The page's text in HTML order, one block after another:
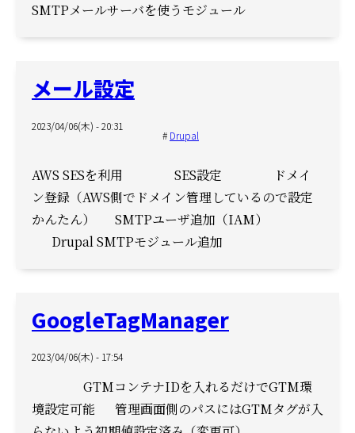
SMTPメールサーバを使うモジュール
メール設定
2023/04/06(木) - 20:31
Drupal
AWS SESを利用 SES設定
ドメイ
ン登録（AWS側でドメイン管理しているので設定
かんたん）
SMTPユーザ追加（IAM）
Drupal SMTPモジュール追加
GoogleTagManager
2023/04/06(木) - 17:54
GTMコンテナIDを入れるだけでGTM環
境設定可能
管理画面側のパスにはGTMタグが入